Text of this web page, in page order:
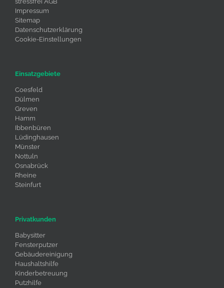
Impressum
Sitemap
Datenschutzerklärung
Cookie-Einstellungen
Einsatzgebiete
Coesfeld
Dülmen
Greven
Hamm
Ibbenbüren
Lüdinghausen
Münster
Nottuln
Osnabrück
Rheine
Steinfurt
Privatkunden
Babysitter
Fensterputzer
Gebäudereinigung
Haushaltshilfe
Kinderbetreuung
Putzhilfe